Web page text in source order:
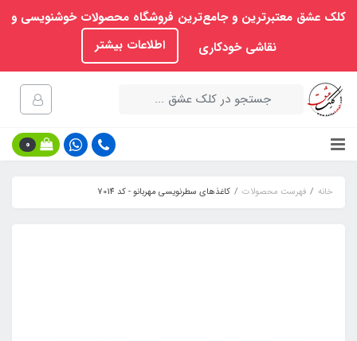
کلک عشق معتبرترین و جامع‌ترین فروشگاه محصولات خوشنویسی و
نقاشی خودکاری
اطلاعات بیشتر
0
خانه فهرست محصولات کاغذهای سطرنویسی مهربانو - کد 7014